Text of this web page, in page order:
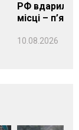
РФ вдарила
місці –
10.08.2026